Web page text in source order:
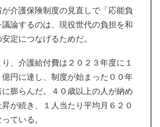
介護保険制度の見直しで「応能負
論するのは、現役世代の負担を和
定につなげるためだ。
、介護給付費は２０２３年度に１
億円に達し、制度が始まった００年
に膨らんだ。４０歳以上の人が納め
が続き、１人当たり平均月６２０
ている。